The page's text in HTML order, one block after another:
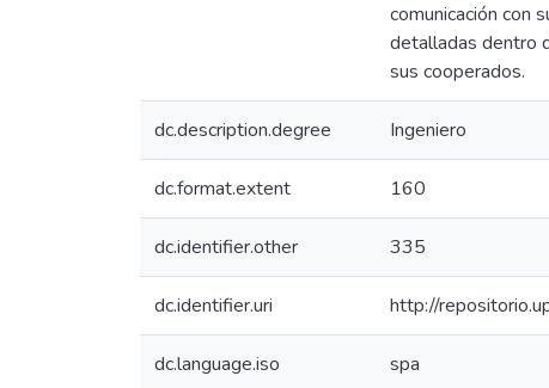
comunicación con
detalladas dentro
sus cooperados.
dc.description.degree Ingeniero
dc.format.extent 160
dc.identifier.other 335
dc.identifier.uri http://
dc.language.iso spa